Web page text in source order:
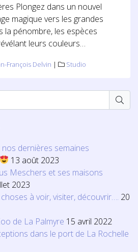
Plongez dans un nouvel
magique vers les grandes
la pénombre, les espèces
leurs couleurs…
François Delvin | Studio
dernières semaines
13 août 2023
Meschers et ses maisons
2023
à voir, visiter, découvrir…. 20
de La Palmyre 15 avril 2022
dans le port de La Rochelle